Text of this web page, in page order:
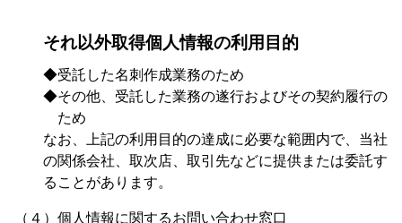
それ以外取得個人情報の利用目的
◆受託した名刺作成業務のため
◆その他、受託した業務の遂行およびその契約履行の
ため
なお、上記の利用目的の達成に必要な範囲内で、当社
の関係会社、取次店、取引先などに提供または委託す
ることがあります。
（４）個人情報に関するお問い合わせ窓口